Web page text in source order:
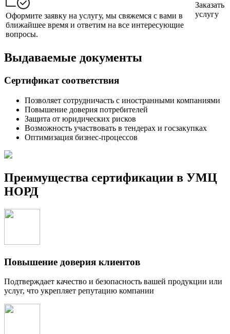
Оформите заявку на услугу, мы свяжемся с вами в
ближайшее время и ответим на все интересующие
вопросы.
Заказать
услугу
Выдаваемые документы
Сертификат соответствия
Позволяет сотрудничасть с иностранными компаниями
Повышение доверия потребителей
Защита от юридических рисков
Возможность участвовать в тендерах и госзакупках
Оптимизация бизнес-процессов
Преимущества сертификации в УМЦ
НОРД
Повышение доверия клиентов
Подтверждает качество и безопасность вашей продукции или
услуг, что укрепляет репутацию компании